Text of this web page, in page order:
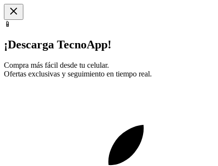
📱
¡Descarga TecnoApp!
Compra más fácil desde tu celular.
Ofertas exclusivas y seguimiento en tiempo real.